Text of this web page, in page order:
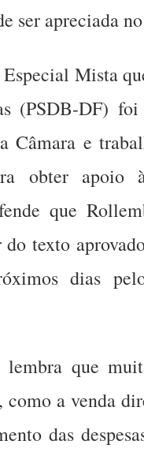
ser apreciada
Mista
(PSDB-DF)
Câmara e
obter apoio
que
texto
dias
que
como a venda
das